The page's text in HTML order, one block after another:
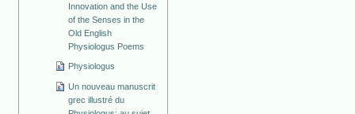
Innovation and the Use
of the Senses in the
Old English
Physiologus Poems
Physiologus
Un nouveau manuscrit
grec illustré du